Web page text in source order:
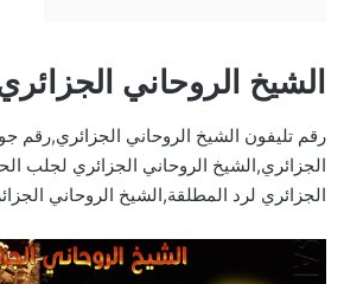
الشيخ الروحاني
رقم تليفون الشيخ الروحاني الجزائري,رقم
الجزائري,الشيخ الروحاني الجزائري لجلب
الجزائري لرد المطلقة,الشيخ الروحاني